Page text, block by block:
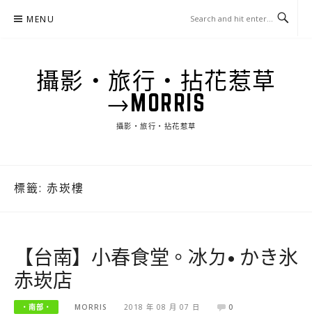
MENU
攝影‧旅行‧拈花惹草
→MORRIS
攝影‧旅行‧拈花惹草
標籤: 赤崁樓
【台南】小春食堂。冰ㄉ• かき氷
赤崁店
‧南部‧ MORRIS 2018 年 08 月 07 日 0